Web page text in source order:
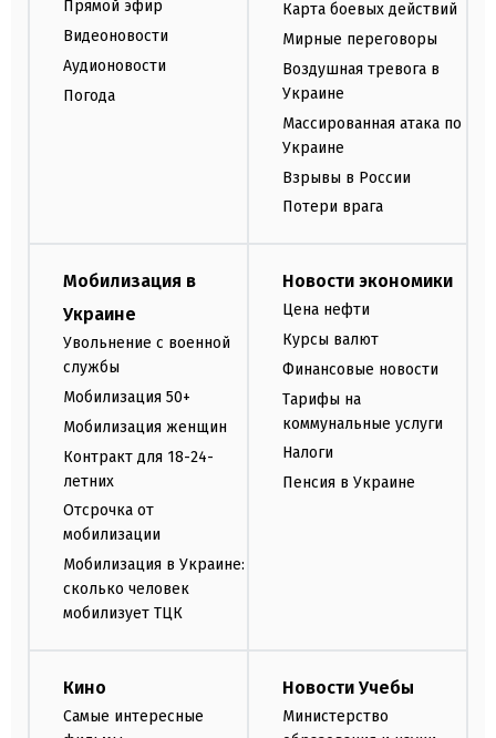
Прямой эфир
Видеоновости
Аудионовости
Погода
Карта боевых действий
Мирные переговоры
Воздушная тревога в
Украине
Массированная атака по
Украине
Взрывы в России
Потери врага
Мобилизация в
Украине
Увольнение с военной
службы
Мобилизация 50+
Мобилизация женщин
Контракт для 18-24-
летних
Отсрочка от
мобилизации
Мобилизация в Украине:
сколько человек
мобилизует ТЦК
Новости экономики
Цена нефти
Курсы валют
Финансовые новости
Тарифы на
коммунальные услуги
Налоги
Пенсия в Украине
Кино
Самые интересные
Новости Учебы
Министерство